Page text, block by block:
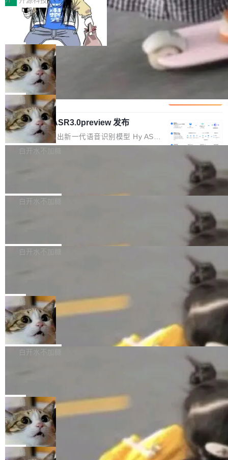
装完即用。 开源地址：Gitee · GitCode · GitHu
b 安装 支持 Java 8+（8~26）、macOS / Linu
x / Windows / Harmony PC。 # macOS / Linu
x / Harmony PC curl -fsSL https://solon.noea
r.org/solon...
体。企业级代码仓库通常包含数十万乃至数百万
个文件，其规模远超单次模型调用可承载的上下
文窗口。随着项目规模的持续扩张与代码历史的
不断累积，代码仓中的模块关系、接口契约、业
务逻辑等关键信息往往分散于数十乃至数百个文
件之中，形成高度复杂的知识关联网络。传统的
代码检索手段（如关键词匹配、目录遍历）仅能
在语法层面完成文本定位，难以触及代码的语义
内涵与结构关联，导致开发者使用代码智能体在
理解大规模代码仓时面临显著"代码仓理解"瓶
颈。 代码仓深度理解服务（以下简称" CodeBas
e深度理解服务"）是华为云码道（CodeA...
一条“删库”命令跑 17 小时，算法工程
师删光 89TB 数据只为干私活
最高人民检察院8月4日公布了一起案件：北京一
名90后算法工程师王某，为了给自己接的私活腾
服务器空间，删光了公司AI游戏部门的全部核心
数据。 王某2024年1月入职东城区某科技公司AI
短剧部门，有互联网大厂背景。在公司内部架构
调整期间，部门三次通知全员将数据从A集群迁
移到B集群，王某都回复了"收到"。 他没有迁移
数据。2024年9月3日下午4点，他使用此前登录
的账号密码进入A集群，输入了一条被程序员圈
称为"删库跑路"的命令——最高管理员权限、无
自研的多个文生3D和...
局
Cloudflare 分享推理优化实践：KV ca
che 量化 + 权重压缩，吞吐量提升 4
1%，成本降 30%
Kimi 和 GLM 是当前最强的大模型系列之一，但
它们有一个共同的问题：太吃显存了。月之暗面
的 Kimi K 系列和智谱的 GLM 都是长上下文、M
oE 架构的大模型，好用到让人上瘾，但 GPU 显
存永远不够用。 Cloudflare 的 Workers AI 团队
一直在跑这些模型的推理。他们在官方博客上发
整性保护。效果是：吞吐量提升 41%，每 token
局
腾讯混元 Hy ASR3.0preview 发布
腾讯混元正式推出新一代语音识别模型 Hy ASR
3.0preview。基于最新一代大语言模型 Hy3 的
让语音识别不再只是听清，而是真正听懂。通过
w 不要求标准普通话，方言识别覆盖粤语、吴语
白开水不加糖
新和少量网页兼容性修复版本。 Changes/fixe
容提供的字体时出现的几个问题 为避免音频加
质的最低采样率）的音频格式将被拒绝 修复了 C
SS 圆角虚线样式中可能存在的问题 如果表单中
的图像元素不在同一个子树中，则它们将不再关
联 加...
白开水不加糖
发布的 Release Notes，他利用 AI 工具（如 Co
最强的若干项。对于尚未正式发版的 PG 19，则
通过拉取过去一年内（从 PG 18 Beta1 时间点
至今）的所有 commit，同样交由 AI 分析提炼。
经过人工复核，准确度令人满意。这一方法也为
社区爱好者提供了高效跟踪新版本的思路。
白开水不加糖
维护工作一直与我的日常工作、家务、社交生活
和休闲娱乐竞争时间。" 这是 libexpat 维护者 S
ebastian Pipping 写在博客里的话。8 月 4 日，
他宣布了一个新消息：从 2026 年 8 月 1 日起，
他可以全职维护 libexpat 了，最长 6 个月。发
库之一。你的操作系统、浏览器、无数的基础设
施软件，很可能都在用它。而过去十年，维护它
的人一直在用业余...
局
Firefox 153.0.3 发布
Firefox 153.0.3 现已发布，具体更新内容如
下： New Smart Window 包含多项增强功能：
gi?id=2019042">Bug&nbsp;2019042</a>）</l
i> <li>现在，助手可以直接使用 Exa 的网络搜索
结果回答问题，而无需将问题转交给搜索引擎。
（<a href="https://bugzilla.mozilla.org/show_
bug.cgi?id=204...
白开水不加糖
的 npm 包。项目的核心论点是：容器不适合 Ag
ent 计算。真正适合的，是 Isolate。 Cloudflare
工程师在这件事上没什么可谦虚的——他们用 W
orkers 跑了十年 Isolate。用 CEO Matthew Pri
nce 的话说：「我们一生都在用 Isolate 运行代
局
OpenAI 公开邮件和聊天记录回应苹果
诉讼，称“Apple is getting this wron
g”
上个月，苹果一纸诉状把 OpenAI 告上法庭，指
控其挖角苹果前员工并窃取商业秘密。苹果的诉
局